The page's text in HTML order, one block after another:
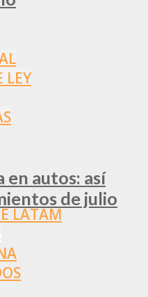
LEY
LATAM
en autos: así
de julio